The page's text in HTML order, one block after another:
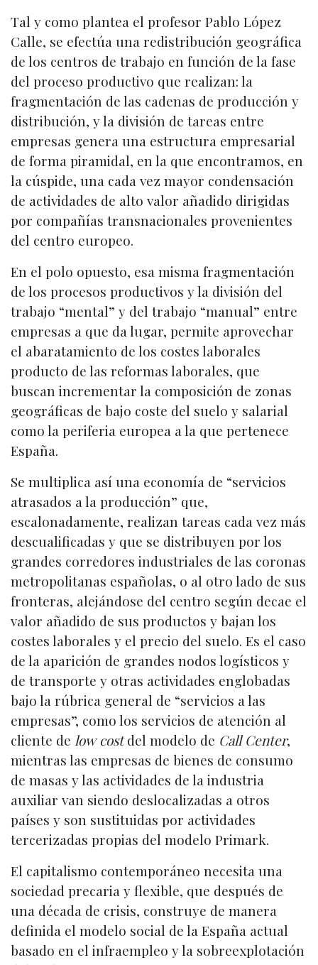
Tal y como plantea el profesor Pablo López
Calle, se efectúa una redistribución geográfica
de los centros de trabajo en función de la fase
del proceso productivo que realizan: la
fragmentación de las cadenas de producción y
distribución, y la división de tareas entre
empresas genera una estructura empresarial
de forma piramidal, en la que encontramos, en
la cúspide, una cada vez mayor condensación
de actividades de alto valor añadido dirigidas
por compañías transnacionales provenientes
del centro europeo.
En el polo opuesto, esa misma fragmentación
de los procesos productivos y la división del
trabajo “mental” y del trabajo “manual” entre
empresas a que da lugar, permite aprovechar
el abaratamiento de los costes laborales
producto de las reformas laborales, que
buscan incrementar la composición de zonas
geográficas de bajo coste del suelo y salarial
como la periferia europea a la que pertenece
España.
Se multiplica así una economía de “servicios
atrasados a la producción” que,
escalonadamente, realizan tareas cada vez más
descualificadas y que se distribuyen por los
grandes corredores industriales de las coronas
metropolitanas españolas, o al otro lado de sus
fronteras, alejándose del centro según decae el
valor añadido de sus productos y bajan los
costes laborales y el precio del suelo. Es el caso
de la aparición de grandes nodos logísticos y
de transporte y otras actividades englobadas
bajo la rúbrica general de “servicios a las
empresas”, como los servicios de atención al
cliente de low costdel modelo de Call Center,
mientras las empresas de bienes de consumo
de masas y las actividades de la industria
auxiliar van siendo deslocalizadas a otros
países y son sustituidas por actividades
tercerizadas propias del modelo Primark.
El capitalismo contemporáneo necesita una
sociedad precaria y flexible, que después de
una década de crisis, construye de manera
definida el modelo social de la España actual
basado en el infraempleo y la sobreexplotación